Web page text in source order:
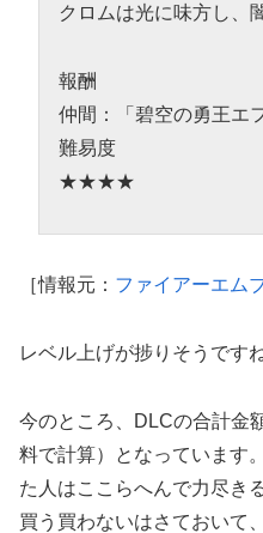
クロムは光に味方し、
報酬
仲間：「碧空の勇王エ
難易度
★★★★
［情報元： ファイアーエム
レベル上げが捗りそうですね
今のところ、DLCの合計金
料で計算）となっています
た人はここらへんで力尽き
買う買わないはさておいて